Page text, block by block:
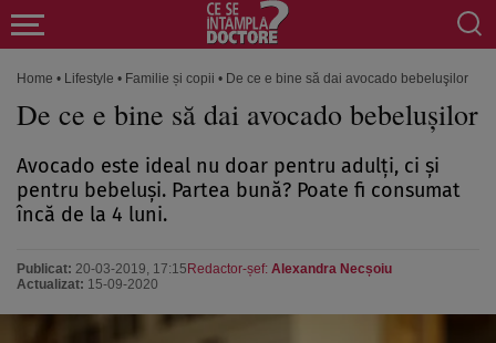
Home • Lifestyle • Familie și copii • De ce e bine să dai avocado bebeluşilor
De ce e bine să dai avocado bebeluşilor
Avocado este ideal nu doar pentru adulţi, ci şi
pentru bebeluşi. Partea bună? Poate fi consumat
încă de la 4 luni.
Publicat: 20-03-2019, 17:15
Actualizat: 15-09-2020
Redactor-șef: Alexandra Necșoiu